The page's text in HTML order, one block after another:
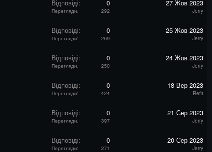
Відповіді 0
Перегляди 292
27 Жов 2023
Jerry
Відповіді 0
Перегляди 269
25 Жов 2023
Jerry
Відповіді 0
Перегляди 250
24 Жов 2023
Jerry
Відповіді 0
Перегляди 424
18 Вер 2023
Refit
Відповіді 0
Перегляди 397
21 Сер 2023
Jerry
Відповіді 0
Перегляди 271
20 Сер 2023
Jerry